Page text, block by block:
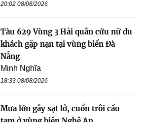
20:02 08/08/2026
Tàu 629 Vùng 3 Hải quân cứu nữ du
khách gặp nạn tại vùng biển Đà
Nẵng
Minh Nghĩa
18:33 08/08/2026
Mưa lớn gây sạt lở, cuốn trôi cầu